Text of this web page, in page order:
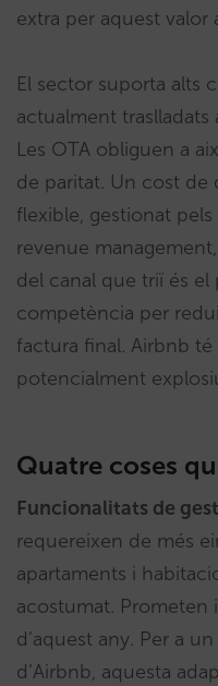
extra per aquest valor
El sector suporta alts
actualment traslladats
Les OTA obliguen a
de paritat. Un cost de
flexible, gestionat
revenue
del canal que triï és el
competència per
factura final. Airbnb
potencialment
Quatre coses
Funcionalitats de
requereixen de més
apartaments i
acostumat. Prometen
d’aquest any. Per a
d’Airbnb, aquesta